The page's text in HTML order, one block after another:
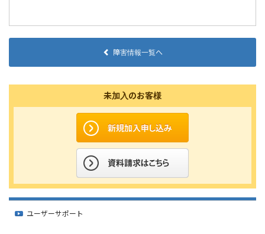
障害情報一覧へ
未加入のお客様
ユーザーサポート